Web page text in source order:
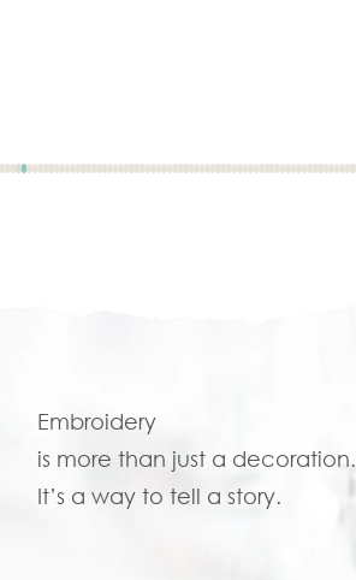
Embroidery
is more than just a decoration.
It’s a way to tell a story.